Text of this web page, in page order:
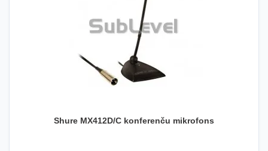
Shure MX412D/C konferenču mikrofons